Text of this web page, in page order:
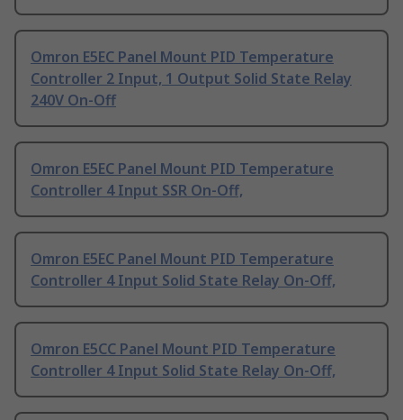
Omron E5EC Panel Mount PID Temperature
Controller 2 Input, 1 Output Solid State Relay
240V On-Off
Omron E5EC Panel Mount PID Temperature
Controller 4 Input SSR On-Off,
Omron E5EC Panel Mount PID Temperature
Controller 4 Input Solid State Relay On-Off,
Omron E5CC Panel Mount PID Temperature
Controller 4 Input Solid State Relay On-Off,